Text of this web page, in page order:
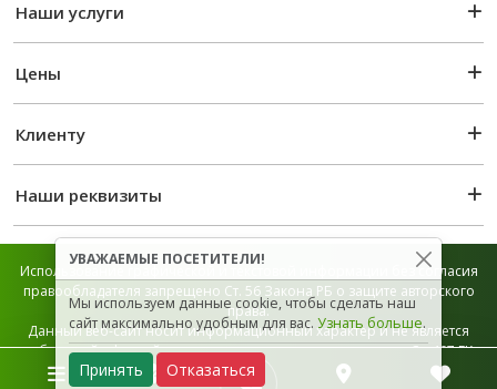
Наши услуги
Цены
Клиенту
Наши реквизиты
Использование графической и текстовой информации без согласия
правообладателя запрещено Ст. 56 Закона РБ о защите авторского
права.
Данный веб-сайт носит информационный характер и не является
публичной офертой, которая определяется положением Ст. 407 ГК
РБ.
УВАЖАЕМЫЕ ПОСЕТИТЕЛИ!
Мы используем данные cookie, чтобы сделать наш
сайт максимально удобным для вас. Узнать больше.
Принять Отказаться